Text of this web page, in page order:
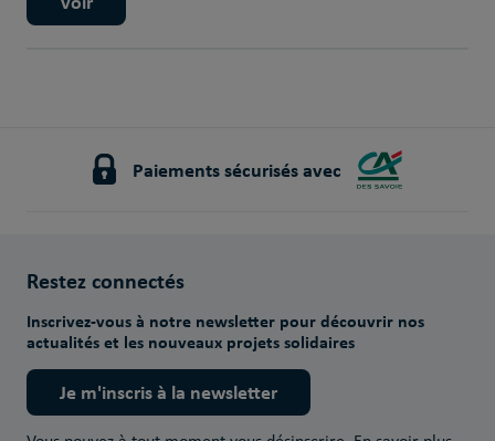
Paiements sécurisés avec
Restez connectés
Inscrivez-vous à notre newsletter pour découvrir nos
actualités et les nouveaux projets solidaires
Je m'inscris à la newsletter